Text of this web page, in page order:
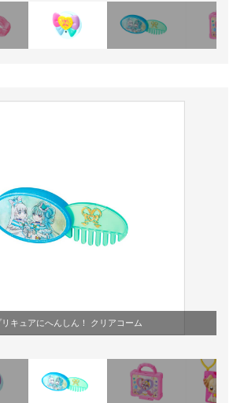
リキュアにへんしん！ クリアコーム